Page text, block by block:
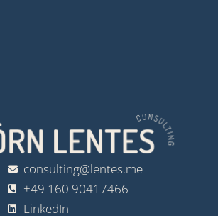
consulting@lentes.me
+49 160 90417466
LinkedIn